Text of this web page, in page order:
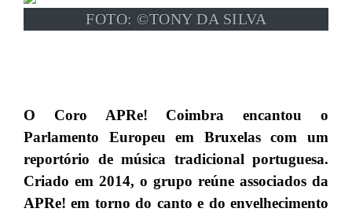
FOTO: ©TONY DA SILVA
O Coro APRe! Coimbra encantou o
Parlamento Europeu em Bruxelas com um
reportório de música tradicional portuguesa.
Criado em 2014, o grupo reúne associados da
APRe! em torno do canto e do envelhecimento